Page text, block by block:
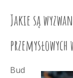
Jakie są
Bud